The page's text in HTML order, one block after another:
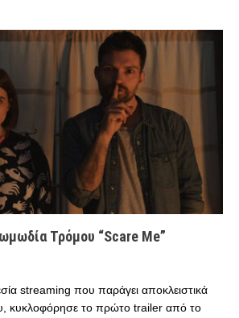
Τρόμου “Scare Me”
streaming που παράγει αποκλειστικά
κυκλοφόρησε το πρώτο trailer από το